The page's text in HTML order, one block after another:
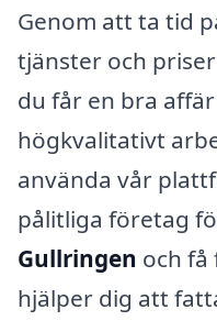
Genom att ta tid
tjänster och
du får en bra
högkvalitativt
använda vår
pålitliga företag
Gullringen och
hjälper dig att